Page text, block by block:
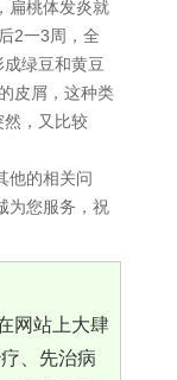
扁桃体发炎就
2一3周，全
成绿豆和黄豆
皮屑，这种类
然，又比较
他的相关问
为您服务，祝
网站上大肆
、先治病